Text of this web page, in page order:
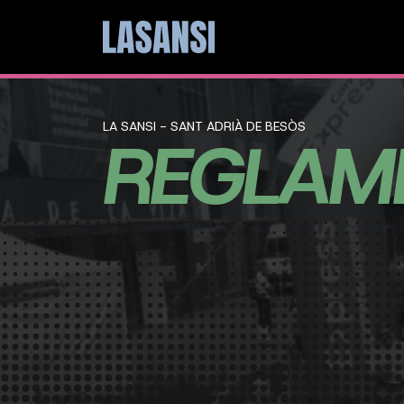
LA SANSI - SANT ADRIÀ DE BESÒS